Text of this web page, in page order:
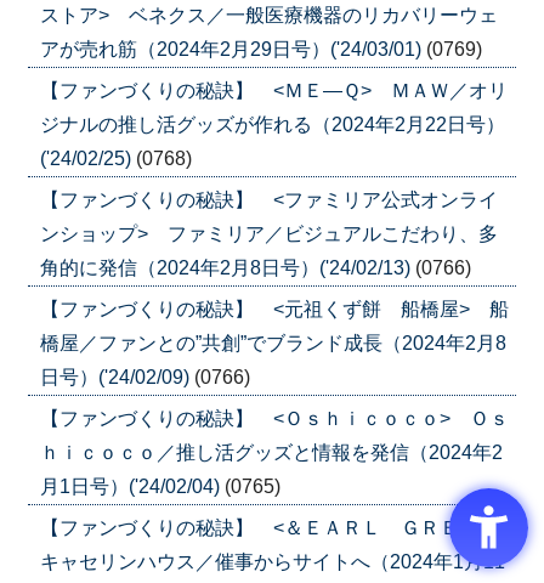
ストア> ベネクス／一般医療機器のリカバリーウェ
アが売れ筋（2024年2月29日号）('24/03/01) (0769)
【ファンづくりの秘訣】 <ＭＥ―Ｑ> ＭＡＷ／オリ
ジナルの推し活グッズが作れる（2024年2月22日号）
('24/02/25) (0768)
【ファンづくりの秘訣】 <ファミリア公式オンライ
ンショップ> ファミリア／ビジュアルこだわり、多
角的に発信（2024年2月8日号）('24/02/13) (0766)
【ファンづくりの秘訣】 <元祖くず餅 船橋屋> 船
橋屋／ファンとの”共創”でブランド成長（2024年2月8
日号）('24/02/09) (0766)
【ファンづくりの秘訣】 <Ｏｓｈｉｃｏｃｏ> Ｏｓ
ｈｉｃｏｃｏ／推し活グッズと情報を発信（2024年2
月1日号）('24/02/04) (0765)
【ファンづくりの秘訣】 <＆ＥＡＲＬ ＧＲＥＹ>
キャセリンハウス／催事からサイトへ（2024年1月11